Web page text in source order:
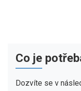
Co je
Dozvíte se v